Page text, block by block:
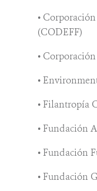
•
(CODEFF)
•
•
• Filantropía
• Fundación
• Fundación
• Fundación